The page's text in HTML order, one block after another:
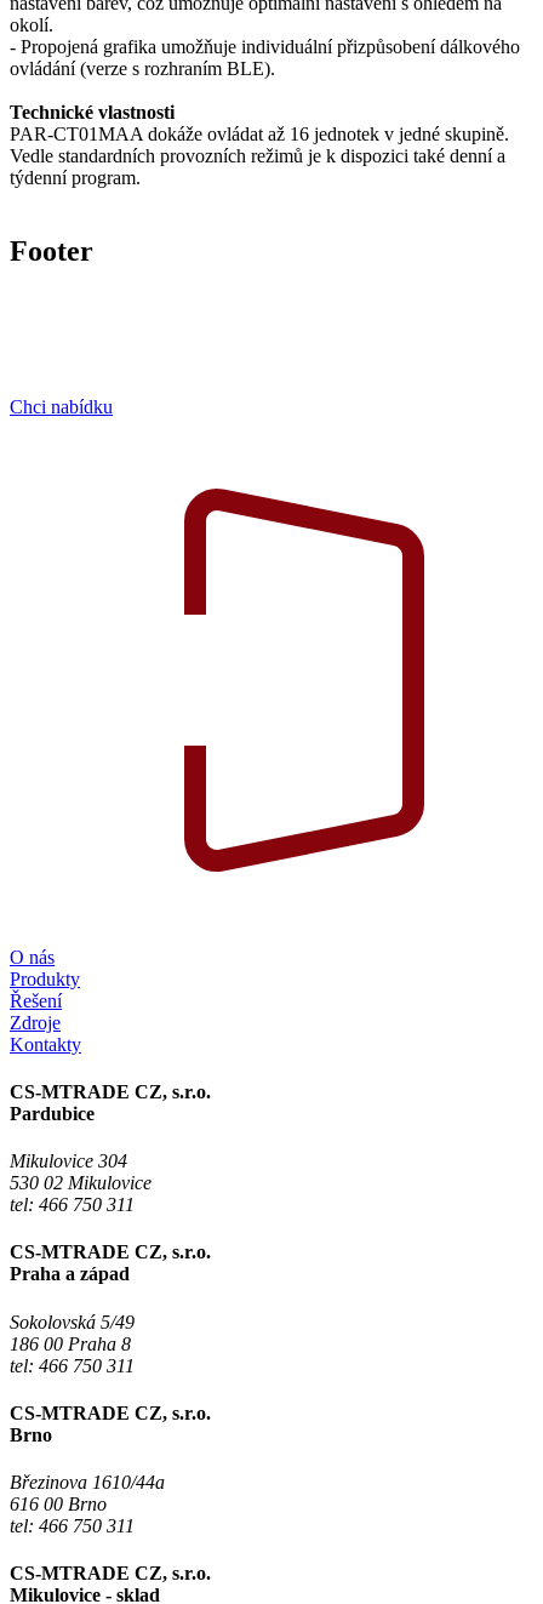
okolí.
- Propojená grafika umožňuje individuální přizpůsobení dálkového
ovládání (verze s rozhraním BLE).
Technické vlastnosti
PAR-CT01MAA dokáže ovládat až 16 jednotek v jedné skupině.
Vedle standardních provozních režimů je k dispozici také denní a
týdenní program.
Footer
Chci nabídku
O nás
Produkty
Řešení
Zdroje
Kontakty
CS-MTRADE CZ, s.r.o.
Pardubice
Mikulovice 304
530 02 Mikulovice
tel: 466 750 311
CS-MTRADE CZ, s.r.o.
Praha a západ
Sokolovská 5/49
186 00 Praha 8
tel: 466 750 311
CS-MTRADE CZ, s.r.o.
Brno
Březinova 1610/44a
616 00 Brno
tel: 466 750 311
CS-MTRADE CZ, s.r.o.
Mikulovice - sklad